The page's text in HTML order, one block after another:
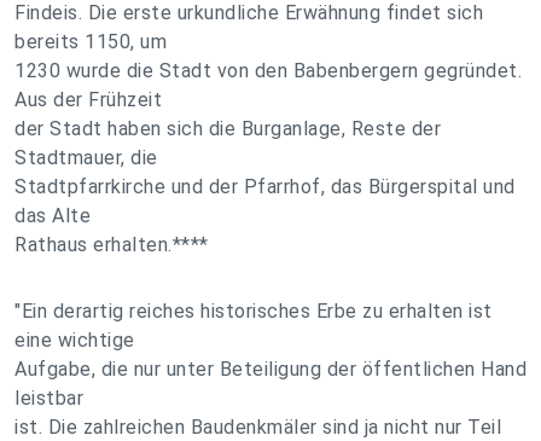
Findeis. Die erste urkundliche Erwähnung findet sich
bereits 1150, um
1230 wurde die Stadt von den Babenbergern gegründet.
Aus der Frühzeit
der Stadt haben sich die Burganlage, Reste der
Stadtmauer, die
Stadtpfarrkirche und der Pfarrhof, das Bürgerspital und
das Alte
Rathaus erhalten.****
"Ein derartig reiches historisches Erbe zu erhalten ist
eine wichtige
Aufgabe, die nur unter Beteiligung der öffentlichen Hand
leistbar
ist. Die zahlreichen Baudenkmäler sind ja nicht nur Teil